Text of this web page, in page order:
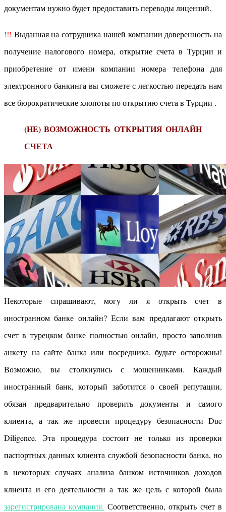
документам нужно будет предоставить переводы лицензий.
!!! Выданная на сотрудника нашей компании доверенность на
получение налогового номера, открытие счета в Турции и
приобретение от имени компании номера телефона для
электронного банкинга вы сможете с легкостью передать нам
все бюрократические хлопоты по открытию счета в Турции .
(НЕ) ВОЗМОЖНОСТЬ ОТКРЫТИЯ ОНЛАЙН
СЧЕТА
Некоторые спрашивают, могу ли я открыть счет в
иностранном банке онлайн? Если вам предлагают открыть
счет в турецком банке полностью онлайн, просто заполнив
анкету на сайте банка или посредника, будьте осторожны!
Возможно, вы столкнулись с мошенниками. Каждый
иностранный банк, который заботится о своей репутации,
обязан предварительно проверить документы и самого
клиента, а так же провести процедуру безопасности Due
Diligence. Эта процедура состоит не только из проверки
паспортных данных клиента службой безопасности банка, но
в некоторых случаях анализа банком источников доходов
клиента и его деятельности а так же цель с которой была
зарегистрирована компания. Соответственно, открыть счет в